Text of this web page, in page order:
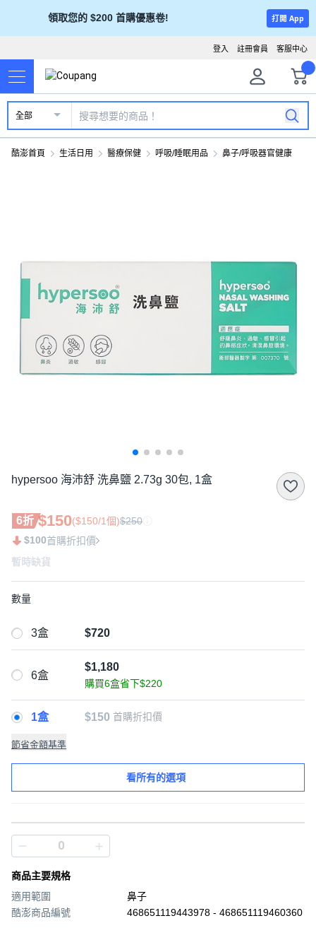
領取您的 $200 首購優惠卷! 打開 App
客服中心
註冊會員
登入
全部
酷澎首頁 生活日用 醫療保健 呼吸/睡眠用品 鼻子/呼吸器官健康
hypersoo 海沛舒 洗鼻鹽 2.73g 30包, 1盒
6折 $150($150/1個)$250
$100首購折扣價
暫時缺貨
數量
3盒 $720
6盒
$1,180
購買6盒省下$220
1盒 $150 首購折扣價
節省金額基準
看所有的選項
商品主要規格
適用範圍
鼻子
酷澎商品編號
468651119443978 - 468651119460360